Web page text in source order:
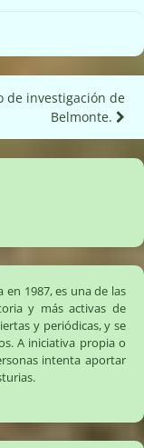
de investigación de
Belmonte‏.
en 1987, es una de las
y más activas de
y periódicas, y se
A iniciativa propia o
intenta aportar